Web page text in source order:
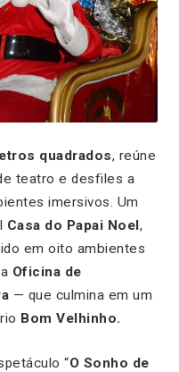
quadrados, reúne
teatro e desfiles a
imersivos. Um
Casa do Papai Noel,
em oito ambientes
Oficina de
— que culmina em um
Bom Velhinho.
“O Sonho de